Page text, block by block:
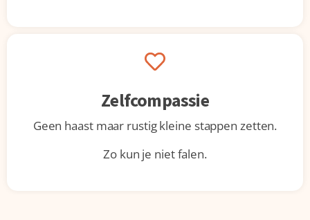
Zelfcompassie
Geen haast maar rustig kleine stappen zetten.
Zo kun je niet falen.